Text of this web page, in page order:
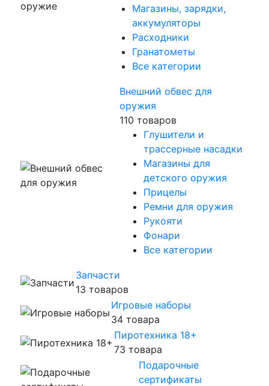
Магазины, зарядки,
аккумуляторы
Расходники
Гранатометы
Все категории
Внешний обвес для
оружия
110 товаров
Глушители и
трассерные насадки
Магазины для
детского оружия
Прицелы
Ремни для оружия
Рукояти
Фонари
Все категории
Запчасти
13 товаров
Игровые наборы
34 товара
Пиротехника 18+
73 товара
Подарочные
сертификаты